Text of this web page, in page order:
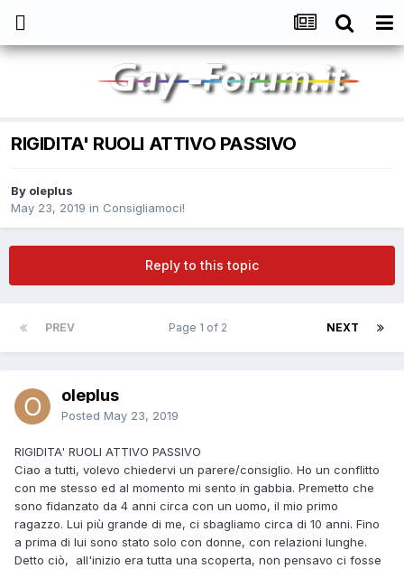
RIGIDITA' RUOLI ATTIVO PASSIVO
By oleplus
May 23, 2019 in Consigliamoci!
Reply to this topic
PREV NEXT
Page 1 of 2
oleplus
Posted May 23, 2019
RIGIDITA' RUOLI ATTIVO PASSIVO
Ciao a tutti, volevo chiedervi un parere/consiglio. Ho un conflitto
con me stesso ed al momento mi sento in gabbia. Premetto che
sono fidanzato da 4 anni circa con un uomo, il mio primo
ragazzo. Lui più grande di me, ci sbagliamo circa di 10 anni. Fino
a prima di lui sono stato solo con donne, con relazioni lunghe.
Detto ciò, all'inizio era tutta una scoperta, non pensavo ci fosse